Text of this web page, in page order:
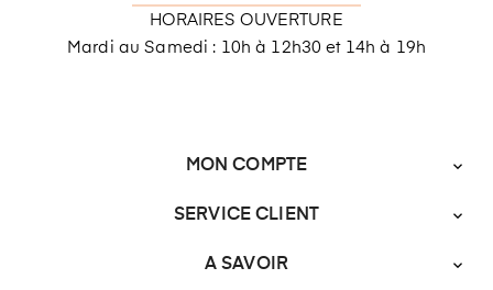
HORAIRES OUVERTURE
Mardi au Samedi : 10h à 12h30 et 14h à 19h
MON COMPTE 
SERVICE CLIENT 
A SAVOIR 